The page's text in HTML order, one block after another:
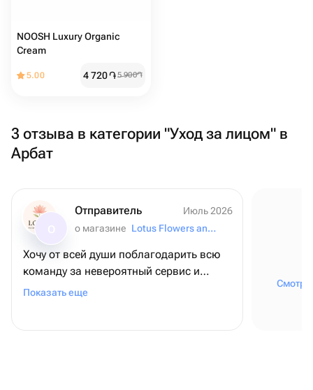
NOOSH Luxury Organic
Cream
5.00 4 720֏5 900֏
3 отзыва в категории "Уход за лицом" в
Арбат
Отправитель
Июль 2026
о магазине
Lotus Flowers and Gifts
Хочу от всей души поблагодарить всю
команду за невероятный сервис и
внимание к деталям! ❤️ Для меня этот
Показать еще